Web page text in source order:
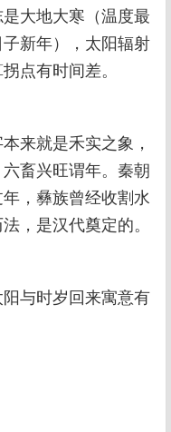
大地大寒（温度最
新年），太阳辐射
点有时间差。
来就是禾实之象，
畜兴旺谓年。秦朝
，彝族曾经收割水
，是汉代奠定的。
与时岁回来寓意有